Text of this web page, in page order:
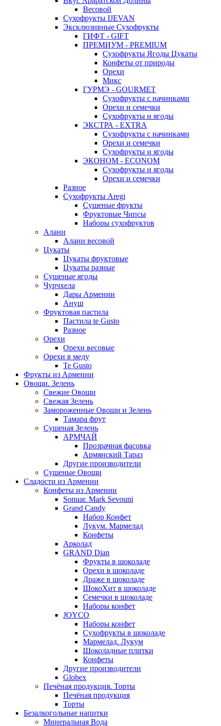
Весовой
Сухофрукты IJEVAN
Эксклюзивные Сухофрукты
ГИФТ - GIFT
ПРЕМИУМ - PREMIUM
Сухофрукты Ягоды Цукаты
Конфеты от природы
Орехи
Микс
ГУРМЭ - GOURMET
Сухофрукты с начинками
Орехи и семечки
Сухофрукты и ягоды
ЭКСТРА - EXTRA
Сухофрукты с начинками
Орехи и семечки
Сухофрукты и ягоды
ЭКОНОМ - ECONOM
Сухофрукты и ягоды
Орехи и семечки
Разное
Сухофрукты Aregi
Сушеные фрукты
Фруктовые Чипсы
Наборы сухофруктов
Алани
Алани весовой
Цукаты
Цукаты фруктовые
Цукаты разные
Сушеные ягоды
Чурчхела
Дары Армении
Ануш
Фруктовая пастила
Пастила te Gusto
Разное
Орехи
Орехи весовые
Орехи в меду
Te Gusto
Фрукты из Армении
Овощи. Зелень
Свежие Овощи
Свежая Зелень
Замороженные Овощи и Зелень
Тамара фрут
Сушеная Зелень
АРМЧАЙ
Прозрачная фасовка
Армянский Тараз
Другие производители
Сушеные Овощи
Сладости из Армении
Конфеты из Армении
Sonuar. Mark Sevouni
Grand Candy
Набор Конфет
Лукум. Мармелад
Конфеты
Арколад
GRAND Dian
Фрукты в шоколаде
Орехи в шоколаде
Драже в шоколаде
ШокоХит в шоколаде
Семечки в шоколаде
Наборы конфет
JOYCO
Наборы конфет
Сухофрукты в шоколаде
Мармелад. Лукум
Шоколадные плитки
Конфеты
Другие производители
Globex
Печёная продукция. Торты
Печёная продукция
Торты
Безалкогольные напитки
Минеральная Вода